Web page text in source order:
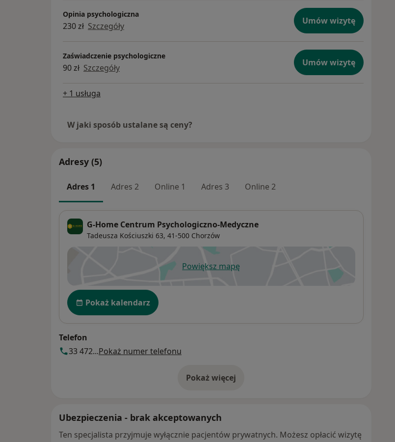
Opinia psychologiczna
230 zł Szczegóły Umów wizytę
Zaświadczenie psychologiczne
90 zł Szczegóły Umów wizytę
+ 1 usługa
W jaki sposób ustalane są ceny?
Adresy (5)
Adres 1 Adres 2 Online 1 Adres 3 Online 2
G-Home Centrum Psychologiczno-Medyczne
Tadeusza Kościuszki 63, 41-500 Chorzów
Powiększ mapęotwiera się w nowej karcie
Dostępność
Pokaż kalendarz
Telefon
33 472...Pokaż numer telefonu
Pokaż więcej
o adresie
Ubezpieczenia - brak akceptowanych
Ten specjalista przyjmuje wyłącznie pacjentów prywatnych. Możesz opłacić wizytę